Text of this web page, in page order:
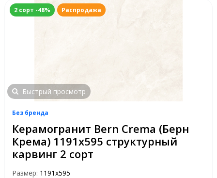
2 сорт -48% Распродажа
Быстрый просмотр
Без бренда
Керамогранит Bern Crema (Берн
Крема) 1191х595 структурный
карвинг 2 сорт
Размер: 1191x595